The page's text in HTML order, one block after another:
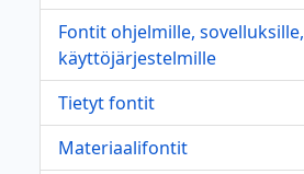
Fontit ohjelmille, sovelluksille,
käyttöjärjestelmille
Tietyt fontit
Materiaalifontit